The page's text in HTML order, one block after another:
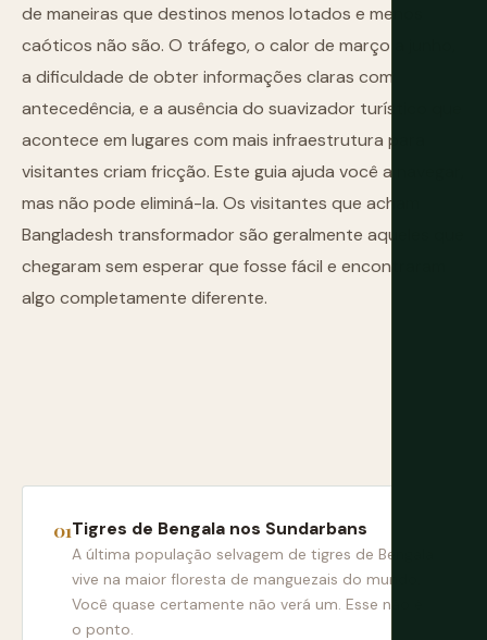
de maneiras que destinos menos lotados e menos
caóticos não são. O tráfego, o calor de março a junho,
a dificuldade de obter informações claras com
antecedência, e a ausência do suavizador turístico que
acontece em lugares com mais infraestrutura para
visitantes criam fricção. Este guia ajuda você a navegar,
mas não pode eliminá-la. Os visitantes que acham
Bangladesh transformador são geralmente aqueles que
chegaram sem esperar que fosse fácil e encontraram
algo completamente diferente.
Tigres de Bengala nos Sundarbans
A última população selvagem de tigres de Bengala
vive na maior floresta de manguezais do mundo.
Você quase certamente não verá um. Esse não é
o ponto.